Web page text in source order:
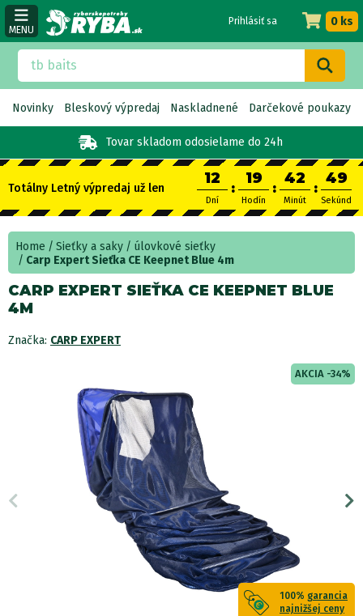
MENU
Tovar skladom odosielame do 24h
Prihlásiť sa 0 ks
Novinky Bleskový výpredaj Naskladnené Darčekové poukazy
Totálny Letný výpredaj už len
12
Dní
:
19
Hodín
:
42
Minút
:
49
Sekúnd
Home Sieťky a saky
úlovkové sieťky
Carp Expert Sieťka CE Keepnet Blue 4m
CARP EXPERT SIEŤKA CE KEEPNET BLUE
4M
Značka: CARP EXPERT
AKCIA -34%
100% garancia
najnižšej ceny